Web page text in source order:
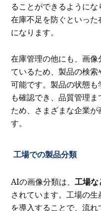
ることができるように
在庫不足を防ぐといっ
になります。
在庫管理の他にも、画
ているため、製品の検
可能です。製品の状態
も確認でき、品質管理
ため、さまざまな企業
す。
工場での製品分類
AIの画像分類は、工場な
されています。工場の
を導入することで、流